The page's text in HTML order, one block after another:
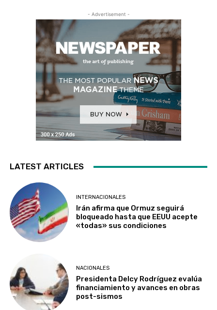
- Advertisement -
LATEST ARTICLES
INTERNACIONALES
Irán afirma que Ormuz seguirá
bloqueado hasta que EEUU acepte
«todas» sus condiciones
NACIONALES
Presidenta Delcy Rodríguez evalúa
financiamiento y avances en obras
post-sismos